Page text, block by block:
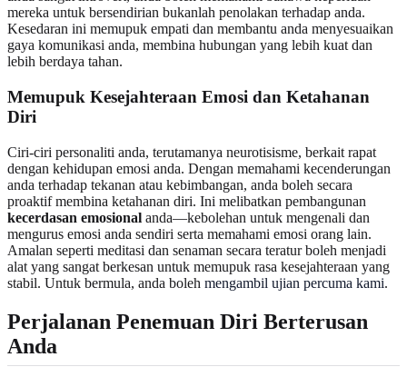
mereka untuk bersendirian bukanlah penolakan terhadap anda.
Kesedaran ini memupuk empati dan membantu anda menyesuaikan
gaya komunikasi anda, membina hubungan yang lebih kuat dan
lebih berdaya tahan.
Memupuk Kesejahteraan Emosi dan Ketahanan
Diri
Ciri-ciri personaliti anda, terutamanya neurotisisme, berkait rapat
dengan kehidupan emosi anda. Dengan memahami kecenderungan
anda terhadap tekanan atau kebimbangan, anda boleh secara
proaktif membina ketahanan diri. Ini melibatkan pembangunan
kecerdasan emosional anda—kebolehan untuk mengenali dan
mengurus emosi anda sendiri serta memahami emosi orang lain.
Amalan seperti meditasi dan senaman secara teratur boleh menjadi
alat yang sangat berkesan untuk memupuk rasa kesejahteraan yang
stabil. Untuk bermula, anda boleh mengambil ujian percuma kami.
Perjalanan Penemuan Diri Berterusan
Anda